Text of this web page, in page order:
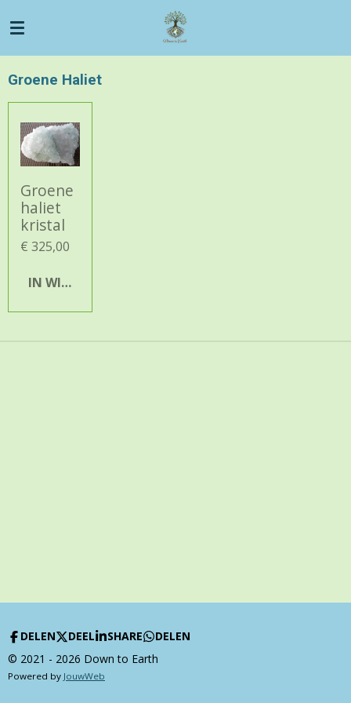
direct
naar
de
Groene Haliet
Groene
haliet
kristal
€ 325,00
IN WINKELWAGEN
DELEN DEEL SHARE
DELEN
© 2021 - 2026 Down to Earth
Powered by JouwWeb